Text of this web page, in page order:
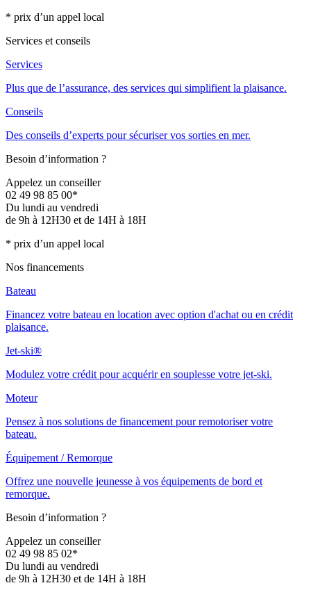
* prix d’un appel local
Services et conseils
Services
Plus que de l’assurance, des services qui simplifient la plaisance.
Conseils
Des conseils d’experts pour sécuriser vos sorties en mer.
Besoin d’information ?
Appelez un conseiller
02 49 98 85 00*
Du lundi au vendredi
de 9h à 12H30 et de 14H à 18H
* prix d’un appel local
Nos financements
Bateau
Financez votre bateau en location avec option d'achat ou en crédit
plaisance.
Jet-ski®
Modulez votre crédit pour acquérir en souplesse votre jet-ski.
Moteur
Pensez à nos solutions de financement pour remotoriser votre
bateau.
Équipement / Remorque
Offrez une nouvelle jeunesse à vos équipements de bord et
remorque.
Besoin d’information ?
Appelez un conseiller
02 49 98 85 02*
Du lundi au vendredi
de 9h à 12H30 et de 14H à 18H